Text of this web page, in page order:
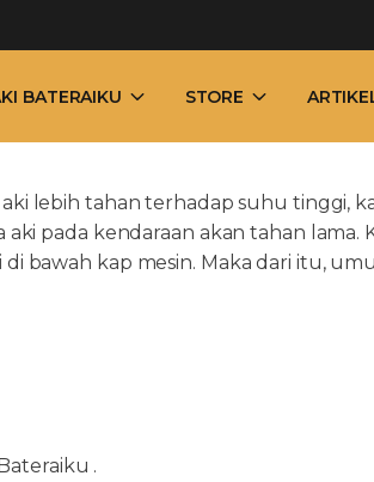
BATERAIKU STORE
lebih tahan terhadap suhu tinggi,
pada kendaraan akan tahan
kap mesin. Maka dari itu,
.